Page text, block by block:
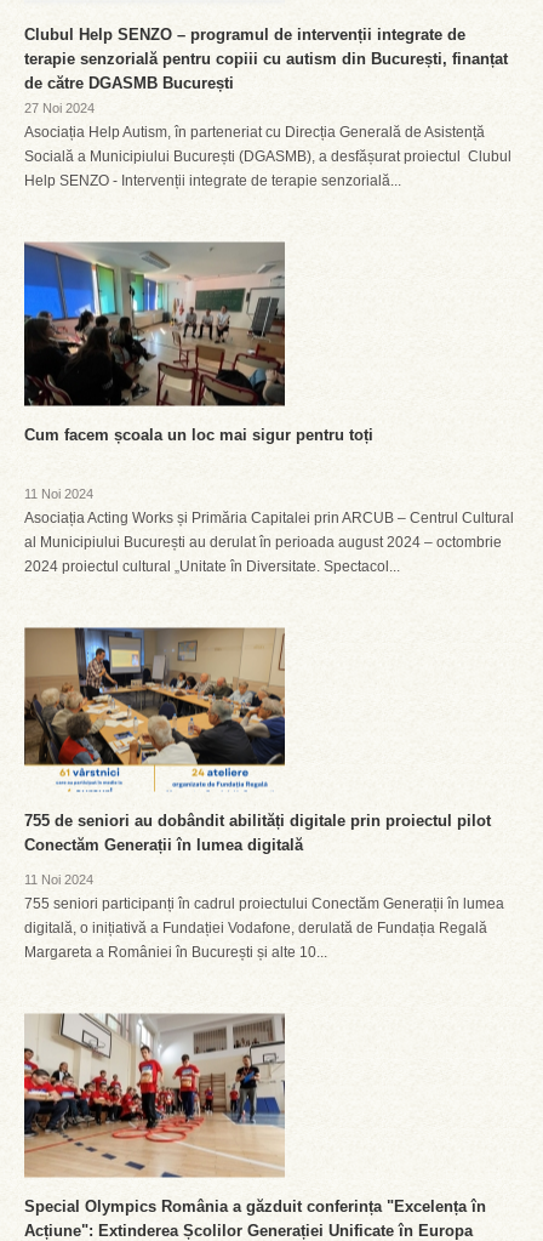
Clubul Help SENZO – programul de intervenții integrate de
terapie senzorială pentru copiii cu autism din București, finanțat
de către DGASMB București
27 Noi 2024
Asociația Help Autism, în parteneriat cu Direcția Generală de Asistență
Socială a Municipiului București (DGASMB), a desfășurat proiectul Clubul
Help SENZO - Intervenții integrate de terapie senzorială...
Cum facem școala un loc mai sigur pentru toți
11 Noi 2024
Asociația Acting Works și Primăria Capitalei prin ARCUB – Centrul Cultural
al Municipiului București au derulat în perioada august 2024 – octombrie
2024 proiectul cultural „Unitate în Diversitate. Spectacol...
755 de seniori au dobândit abilități digitale prin proiectul pilot
Conectăm Generații în lumea digitală
11 Noi 2024
755 seniori participanți în cadrul proiectului Conectăm Generații în lumea
digitală, o inițiativă a Fundației Vodafone, derulată de Fundația Regală
Margareta a României în București și alte 10...
Special Olympics România a găzduit conferința "Excelența în
Acțiune": Extinderea Școlilor Generației Unificate în Europa